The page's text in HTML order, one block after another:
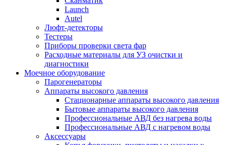
Launch
Autel
Люфт-детекторы
Тестеры
Приборы проверки света фар
Расходные материалы для УЗ очистки и
диагностики
Моечное оборудование
Парогенераторы
Аппараты высокого давления
Стационарные аппараты высокого давления
Бытовые аппараты высокого давления
Профессиональные АВД без нагрева воды
Профессиональные АВД с нагревом воды
Аксессуары